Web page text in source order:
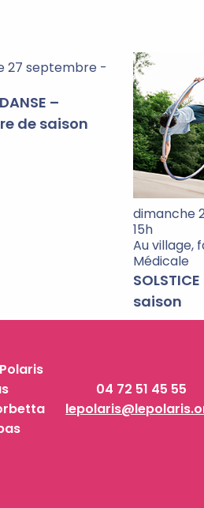
27 septembre -
–
de saison
dimanche
15h
Au village,
Médicale
saison
04 72 51 45 55